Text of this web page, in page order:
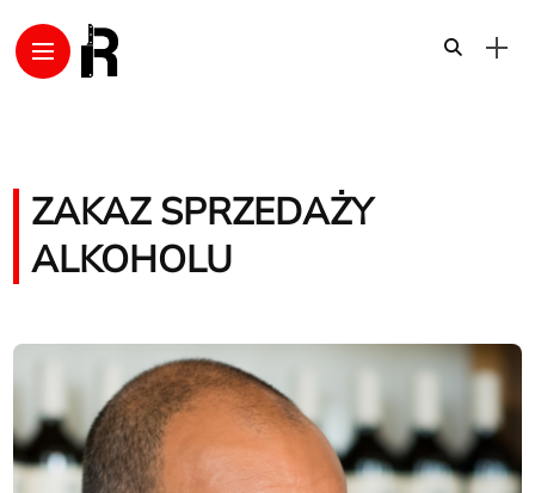
ZAKAZ SPRZEDAŻY
ALKOHOLU